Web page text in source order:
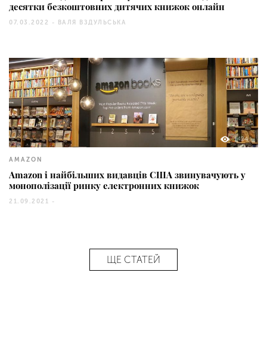
десятки безкоштовних дитячих книжок онлайн
07.03.2022 - ВАЛЯ ВЗДУЛЬСЬКА
1424
AMAZON
Amazon і найбільших видавців США звинувачують у
монополізації ринку електронних книжок
21.09.2021 -
ЩЕ СТАТЕЙ